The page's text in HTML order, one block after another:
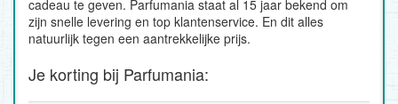
cadeau te geven. Parfumania staat al 15 jaar bekend om
zijn snelle levering en top klantenservice. En dit alles
natuurlijk tegen een aantrekkelijke prijs.
Je korting bij Parfumania: